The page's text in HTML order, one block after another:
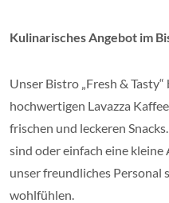
Kulinarisches Angebot im
Unser Bistro „Fresh &
hochwertigen Lavazza
frischen und leckeren
sind oder einfach eine
unser freundliches Personal
wohlfühlen.